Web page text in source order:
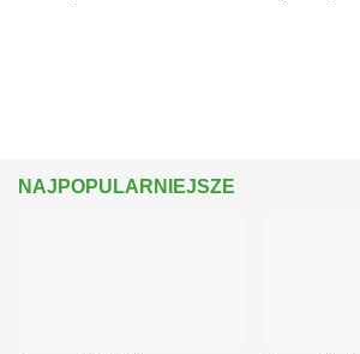
NAJPOPULARNIEJSZE